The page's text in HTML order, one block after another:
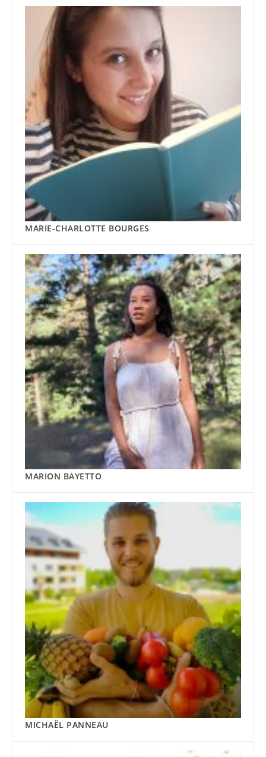
MARIE-CHARLOTTE BOURGES
MARION BAYETTO
MICHAËL PANNEAU